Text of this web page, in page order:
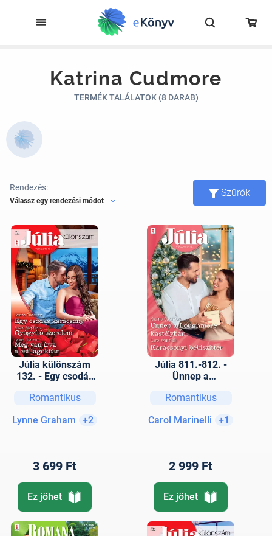
Katrina Cudmore
TERMÉK TALÁLATOK (8 DARAB)
Rendezés:
Válassz egy rendezési módot
Szűrők
Júlia különszám
132. - Egy csodás
Gyógyító szerelem;
csillagokban
Romantikus
Lynne Graham
+2
3 699 Ft
Ez jöhet
Júlia 811.-812. -
Ünnep a
kastélyban;
bébiszitter
Romantikus
Carol Marinelli
+1
2 999 Ft
Ez jöhet